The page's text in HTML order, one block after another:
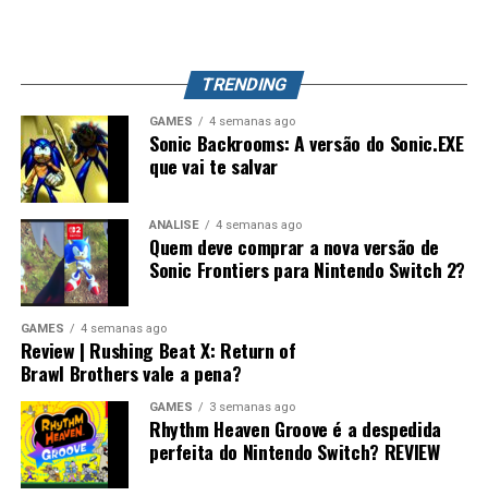
mundo. Splatoon Raiders pode até parecer um spin-off,
mas também pode representar o primeiro passo para a
maior evolução que a série já teve.
TRENDING
GAMES 4 semanas ago
Sonic Backrooms: A versão do Sonic.EXE
que vai te salvar
ANÁLISE 4 semanas ago
Quem deve comprar a nova versão de
Sonic Frontiers para Nintendo Switch 2?
GAMES 4 semanas ago
Review | Rushing Beat X: Return of
Brawl Brothers vale a pena?
GAMES 3 semanas ago
Rhythm Heaven Groove é a despedida
perfeita do Nintendo Switch? REVIEW